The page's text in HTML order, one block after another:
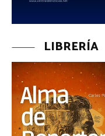
LIBRERÍA